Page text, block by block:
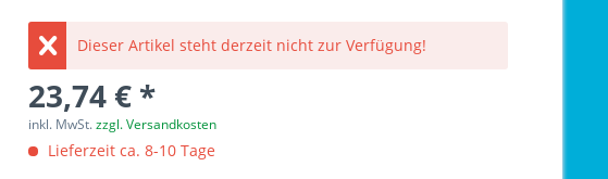
Dieser Artikel steht derzeit nicht zur Verfügung!
23,74 € *
inkl. MwSt.zzgl. Versandkosten
Lieferzeit ca. 8-10 Tage